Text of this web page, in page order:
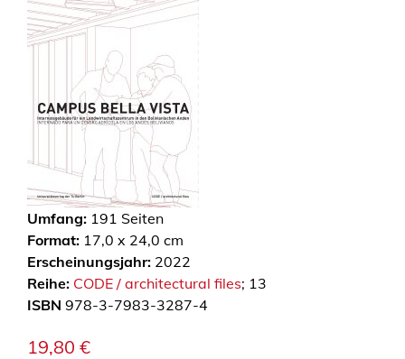
Umfang: 191 Seiten
Format: 17,0 x 24,0 cm
Erscheinungsjahr: 2022
Reihe: CODE / architectural files; 13
ISBN 978-3-7983-3287-4
19,80 €